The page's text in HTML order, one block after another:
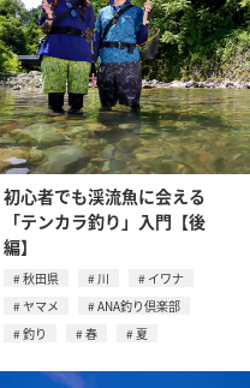
初心者でも渓流魚に会える
「テンカラ釣り」入門【後
編】
秋田県 川
イワナ
ヤマメ
ANA釣り倶楽部
釣り
春 夏